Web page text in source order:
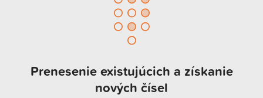
Prenesenie existujúcich a získanie
nových čísel